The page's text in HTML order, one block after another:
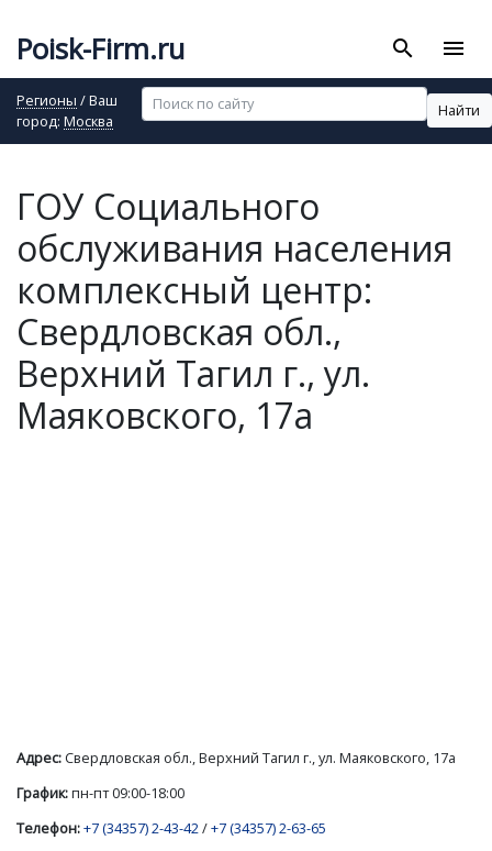
Poisk-Firm.ru search menu
Регионы / Ваш
город: Москва
Найти
ГОУ Социального
обслуживания населения
комплексный центр:
Свердловская обл.,
Верхний Тагил г., ул.
Маяковского, 17а
Адрес:Свердловская обл., Верхний Тагил г., ул. Маяковского, 17а
График:пн-пт 09:00-18:00
Телефон:+7 (34357) 2-43-42 /+7 (34357) 2-63-65